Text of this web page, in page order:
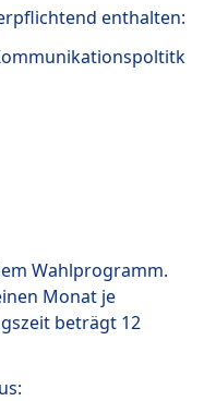
enthalten:
Wahlprogramm.
Monat je
beträgt 12